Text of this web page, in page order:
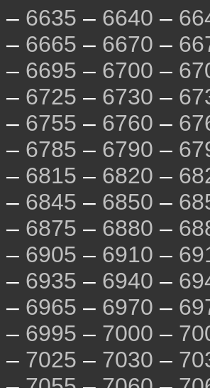
– 6635 – 6640 –
– 6665 – 6670 –
– 6695 – 6700 –
– 6725 – 6730 –
– 6755 – 6760 –
– 6785 – 6790 –
– 6815 – 6820 –
– 6845 – 6850 –
– 6875 – 6880 –
– 6905 – 6910 –
– 6935 – 6940 –
– 6965 – 6970 –
– 6995 – 7000 –
– 7025 – 7030 –